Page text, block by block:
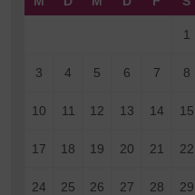
1
3 4 5 6 7 8
10 11 12 13 14 15
17 18 19 20 21 22
24 25 26 27 28 29